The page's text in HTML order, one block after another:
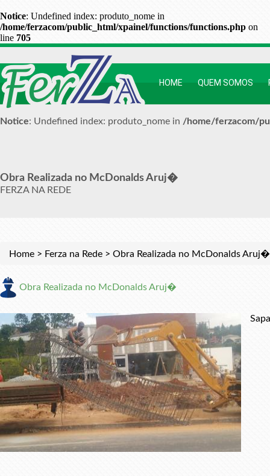
Notice: Undefined index: produto_nome in
/home/ferzacom/public_html/xpainel/functions/functions.php on
line 705
HOME QUEM SOMOS
Notice: Undefined index: produto_nome in /home/ferzacom/
Obra Realizada no McDonalds Aruj�
FERZA NA REDE
Home > Ferza na Rede > Obra Realizada no McDonalds Aruj�
Obra Realizada no McDonalds Aruj�